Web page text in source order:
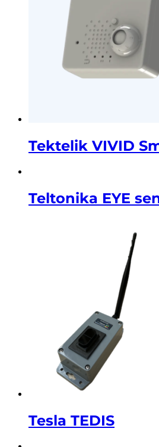
Tektelik VIVID
Teltonika EYE
Tesla TEDIS